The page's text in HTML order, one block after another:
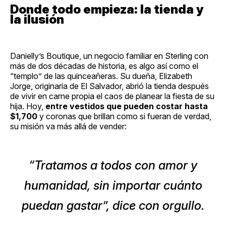
Donde todo empieza: la tienda y
la ilusión
Danielly’s Boutique, un negocio familiar en Sterling con
más de dos décadas de historia, es algo así como el
“templo” de las quinceañeras. Su dueña, Elizabeth
Jorge, originaria de El Salvador, abrió la tienda después
de vivir en carne propia el caos de planear la fiesta de su
hija. Hoy, entre vestidos que pueden costar hasta
$1,700 y coronas que brillan como si fueran de verdad,
su misión va más allá de vender:
“Tratamos a todos con amor y
humanidad, sin importar cuánto
puedan gastar”, dice con orgullo.